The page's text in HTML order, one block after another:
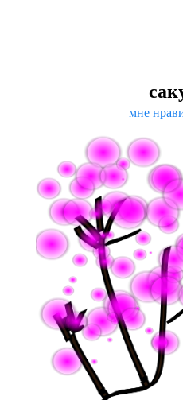
мне